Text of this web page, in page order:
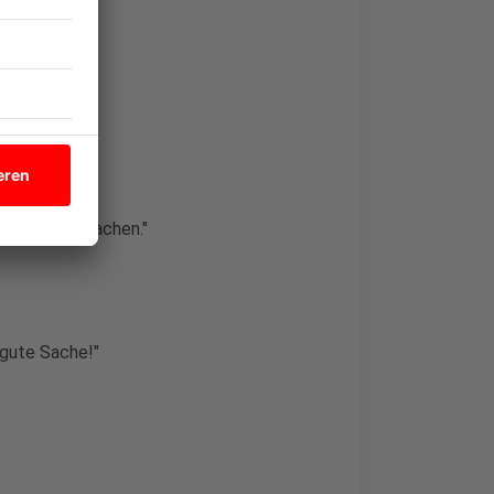
auch machen."
Sache!"